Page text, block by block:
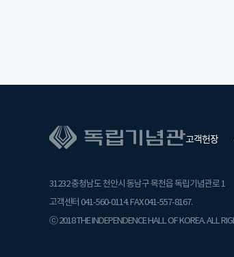
고객헌장
31232 충청남도 천안시 동남구 목천읍 독립기념관로 1
고객센터 041-560-0114. FAX 041-557-8167.
ⓒ 2018 THE INDEPENDENCE HALL OF KOREA. ALL